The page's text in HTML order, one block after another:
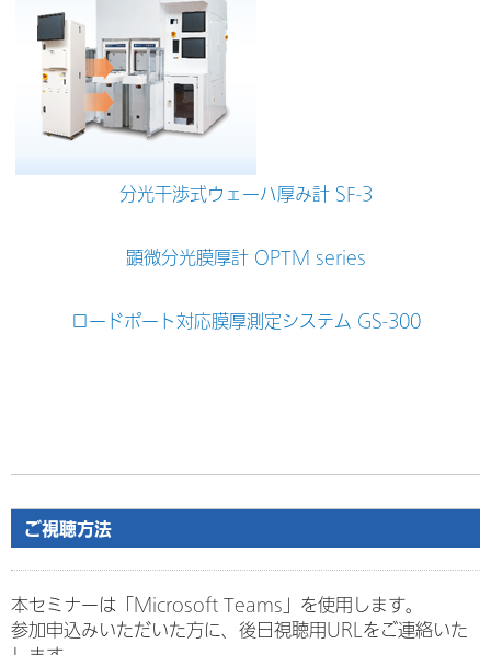
分光干渉式ウェーハ厚み計 SF-3
顕微分光膜厚計 OPTM series
ロードポート対応膜厚測定システム GS-300
ご視聴方法
本セミナーは「Microsoft Teams」を使用します。
参加申込みいただいた方に、後日視聴用URLをご連絡いた